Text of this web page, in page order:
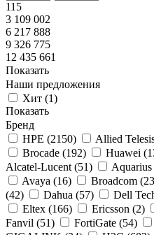
115
3 109 002
6 217 888
9 326 775
12 435 661
Показать
Наши предложения
Хит (1)
Показать
Бренд
HPE (2150) Allied
Brocade (192) Huawei (
Alcatel-Lucent (51) Aquarius
Avaya (16) Broadcom (23
(42) Dahua (57) Dell
Eltex (166) Ericsson (2)
Fanvil (51) FortiGate (54)